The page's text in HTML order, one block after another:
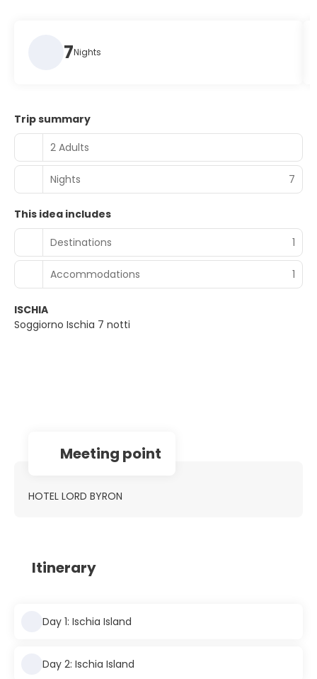
7Nights
Trip summary
2 Adults
Nights 7
This idea includes
Destinations
1
Accommodations 1
ISCHIA
Soggiorno Ischia 7 notti
Meeting point
HOTEL LORD BYRON
Itinerary
Day 1: Ischia Island
Day 2: Ischia Island